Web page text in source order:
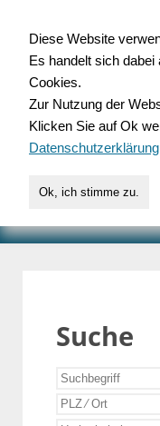
für
Suche
Diese Website
Es handelt sich dabei
Cookies.
Zur Nutzung der
Klicken Sie auf Ok
Datenschutzerklärung
Ok, ich stimme zu.